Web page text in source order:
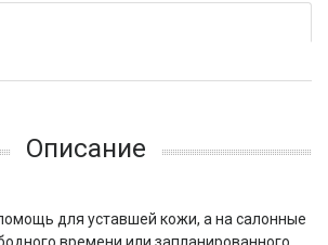
Описание
для уставшей кожи, а на салонные